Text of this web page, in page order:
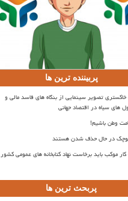
پربیننده ترین ها
تصویر سینمایی از بنگاه های فاسد مالی و
های سیاه در اقتصاد جهانی
وطن باشیم!
در حال حذف شدن هستند
موکب باید برخاست نهاد کتابخانه های عمومی کشور
پربحث ترین ها